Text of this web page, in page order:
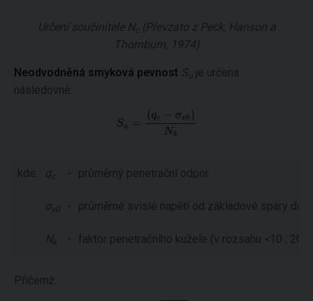
Určení součinitele Nc
(Převzato z Peck, Hanson a
Thornburn, 1974)
Neodvodněná smyková pevnost Su je určena
následovně:
kde: q - průměrný penetrační odpor
σv0 - průměrné svislé napětí od základové spáry do
Nk - faktor penetračního kužele (v rozsahu < 10 ; 20
Přičemž: